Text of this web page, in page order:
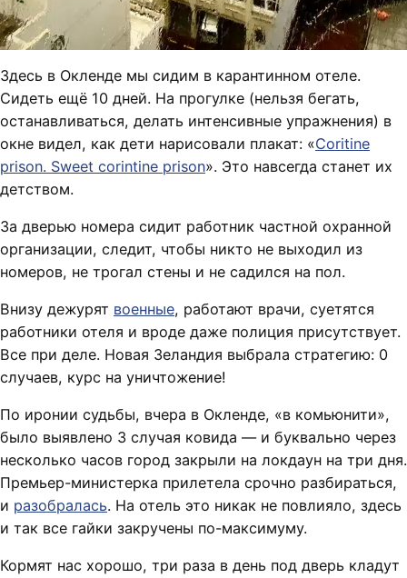
Здесь в Окленде мы сидим в карантинном отеле.
Сидеть ещё 10 дней. На прогулке (нельзя бегать,
останавливаться, делать интенсивные упражнения) в
окне видел, как дети нарисовали плакат: «Coritine
prison. Sweet corintine prison». Это навсегда станет их
детством.
За дверью номера сидит работник частной охранной
организации, следит, чтобы никто не выходил из
номеров, не трогал стены и не садился на пол.
Внизу дежурят военные, работают врачи, суетятся
работники отеля и вроде даже полиция присутствует.
Все при деле. Новая Зеландия выбрала стратегию: 0
случаев, курс на уничтожение!
По иронии судьбы, вчера в Окленде, «в комьюнити»,
было выявлено 3 случая ковида — и буквально через
несколько часов город закрыли на локдаун на три дня.
Премьер-министерка прилетела срочно разбираться,
и разобралась. На отель это никак не повлияло, здесь
и так все гайки закручены по-максимуму.
Кормят нас хорошо, три раза в день под дверь кладут